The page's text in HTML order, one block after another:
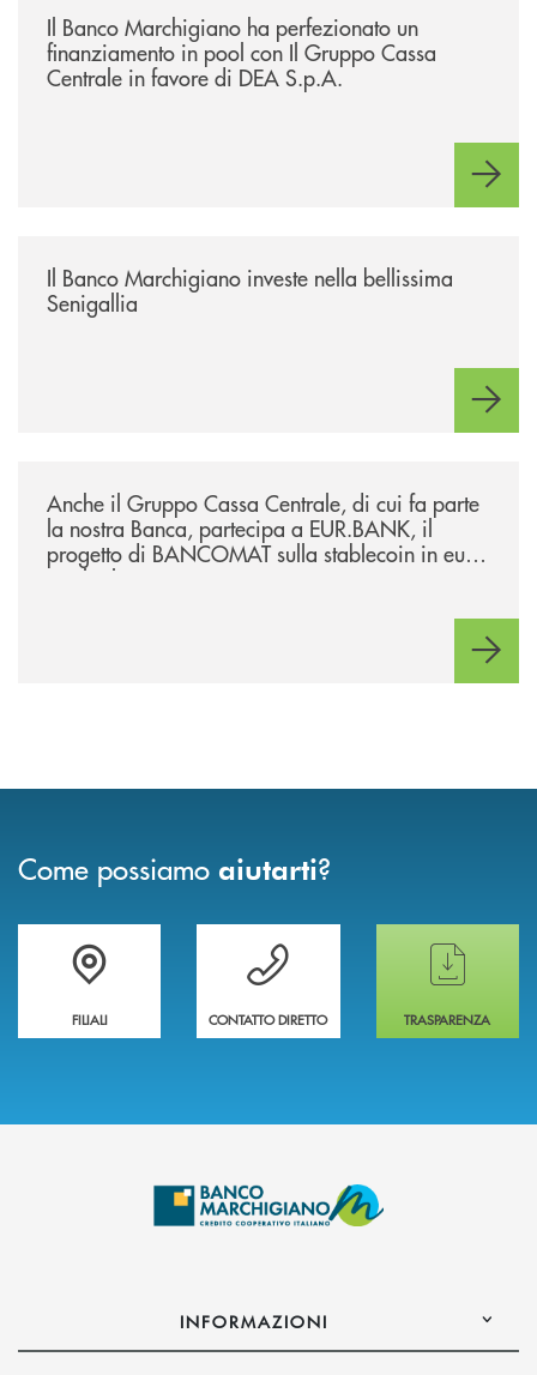
Il Banco Marchigiano ha perfezionato un
finanziamento in pool con Il Gruppo Cassa
Centrale in favore di DEA S.p.A.
Il Banco Marchigiano investe nella bellissima
Senigallia
Anche il Gruppo Cassa Centrale, di cui fa parte
la nostra Banca, partecipa a EUR.BANK, il
progetto di BANCOMAT sulla stablecoin in euro
e sul relativo ecosistema
Come possiamo aiutarti?
Trova la filiale più vicina a te
FILIALI
Hai bisogno di assistenza immediata ?
CONTATTO DIRETTO
Hai bisogno di
TRASPARENZA
INFORMAZIONI